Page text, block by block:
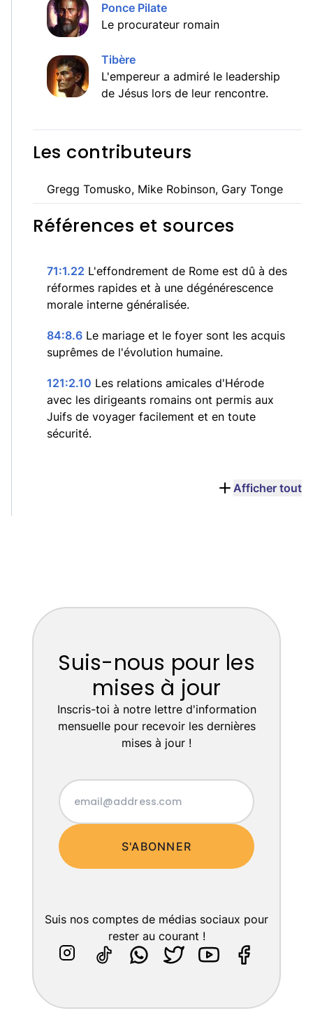
Ponce Pilate
Le procurateur romain
Tibère
L'empereur a admiré le leadership
de Jésus lors de leur rencontre.
Les contributeurs
Gregg Tomusko, Mike Robinson, Gary Tonge
Références et sources
71:1.22 L'effondrement de Rome est dû à des
réformes rapides et à une dégénérescence
morale interne généralisée.
84:8.6 Le mariage et le foyer sont les acquis
suprêmes de l'évolution humaine.
121:2.10 Les relations amicales d'Hérode
avec les dirigeants romains ont permis aux
Juifs de voyager facilement et en toute
sécurité.
Afficher tout
Suis-nous pour les
mises à jour
Inscris-toi à notre lettre d'information
mensuelle pour recevoir les dernières
mises à jour !
S'ABONNER
Suis nos comptes de médias sociaux pour
rester au courant !